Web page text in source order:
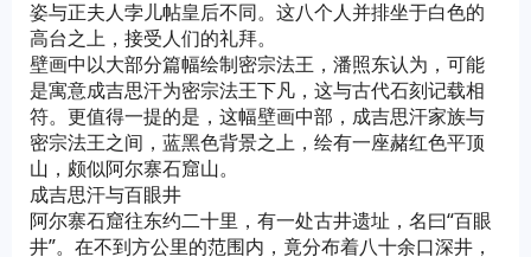
姿与正夫人孛儿帖皇后不同。这八个人并排坐于白色的
高台之上，接受人们的礼拜。
壁画中以大部分篇幅绘制密宗法王，潘照东认为，可能
是寓意成吉思汗为密宗法王下凡，这与古代石刻记载相
符。更值得一提的是，这幅壁画中部，成吉思汗家族与
密宗法王之间，蓝黑色背景之上，绘有一座赭红色平顶
山，颇似阿尔寨石窟山。
成吉思汗与百眼井
阿尔寨石窟往东约二十里，有一处古井遗址，名曰“百眼
井”。在不到方公里的范围内，竟分布着八十余口深井，